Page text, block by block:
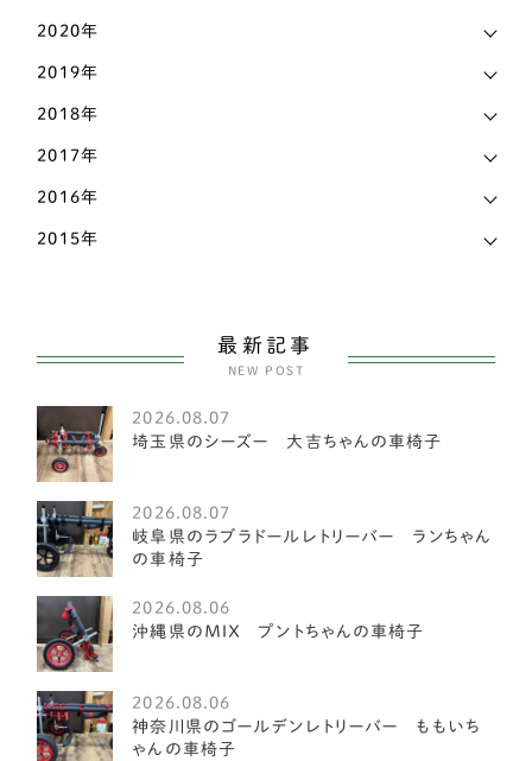
ビションフリーゼ
ペキニーズ
ポメラニアン
アメリカンフォックスハウンド
オーストラリアンキャトルドッグ
イングリッシュスプリンガースパニエル
レークランドテリア
ベドリントンテリア
ミディアムプードル
琉球犬 2
2020年
2019年
2018年
2017年
2016年
2015年
最新記事
NEW POST
2026.08.07
埼玉県のシーズー 大吉ちゃんの車椅子
2026.08.07
岐阜県のラブラドールレトリーバー ランちゃん
の車椅子
2026.08.06
沖縄県のＭＩＸ プントちゃんの車椅子
2026.08.06
神奈川県のゴールデンレトリーバー ももいち
ゃんの車椅子